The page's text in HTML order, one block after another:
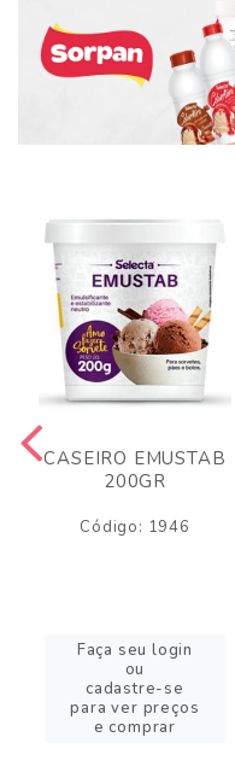
CASEIRO EMUSTAB
200GR
Código: 1946
Faça seu login
ou
cadastre-se
para ver preços
e comprar